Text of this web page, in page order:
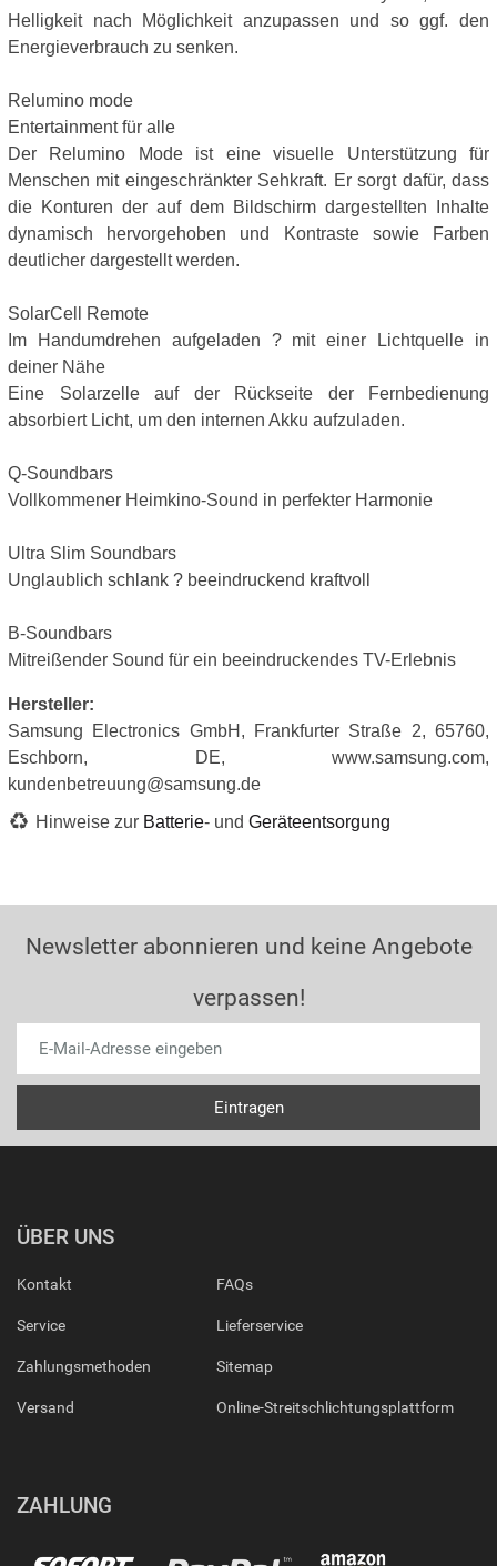
Helligkeit nach Möglichkeit anzupassen und so ggf. den
Energieverbrauch zu senken.
Relumino mode
Entertainment für alle
Der Relumino Mode ist eine visuelle Unterstützung für
Menschen mit eingeschränkter Sehkraft. Er sorgt dafür, dass
die Konturen der auf dem Bildschirm dargestellten Inhalte
dynamisch hervorgehoben und Kontraste sowie Farben
deutlicher dargestellt werden.
SolarCell Remote
Im Handumdrehen aufgeladen ? mit einer Lichtquelle in
deiner Nähe
Eine Solarzelle auf der Rückseite der Fernbedienung
absorbiert Licht, um den internen Akku aufzuladen.
Q-Soundbars
Vollkommener Heimkino-Sound in perfekter Harmonie
Ultra Slim Soundbars
Unglaublich schlank ? beeindruckend kraftvoll
B-Soundbars
Mitreißender Sound für ein beeindruckendes TV-Erlebnis
Hersteller:
Samsung Electronics GmbH, Frankfurter Straße 2, 65760,
Eschborn, DE, www.samsung.com,
kundenbetreuung@samsung.de
Hinweise zur Batterie- und Geräteentsorgung
Newsletter abonnieren und keine Angebote
verpassen!
ÜBER UNS
Kontakt
Service
Zahlungsmethoden
Versand
FAQs
Lieferservice
Sitemap
Online-Streitschlichtungsplattform
ZAHLUNG